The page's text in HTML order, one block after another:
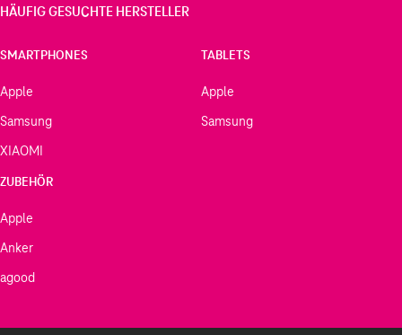
HÄUFIG GESUCHTE HERSTELLER
SMARTPHONES
Apple
Samsung
XIAOMI
TABLETS
Apple
Samsung
ZUBEHÖR
Apple
Anker
agood